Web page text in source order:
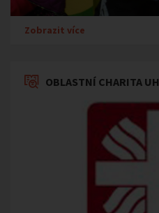
Zobrazit více
OBLASTNÍ CHARITA UH